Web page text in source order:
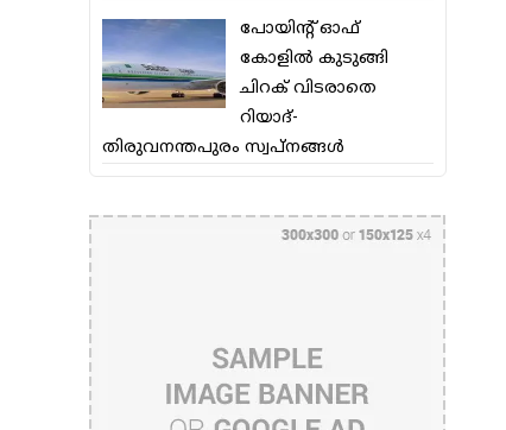
പോയിന്റ് ഓഫ്
കോളില്‍ കുടുങ്ങി
ചിറക് വിടരാതെ
റിയാദ്-
തിരുവനന്തപുരം സ്വപ്നങ്ങള്‍